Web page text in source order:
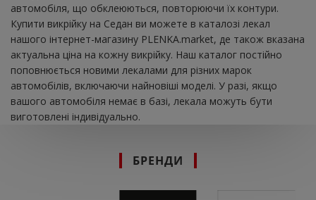
автомобіля, що обклеюються, повторюючи їх контури.
Купити викрійку на Седан ви можете в каталозі лекал
нашого інтернет-магазину PLENKA.market, де також вказана
актуальна ціна на кожну викрійку. Наш каталог постійно
поповнюється новими лекалами для різних марок
автомобілів, включаючи найновіші моделі. У разі, якщо
вашого автомобіля немає в базі, лекала можуть бути
виготовлені індивідуально.
БРЕНДИ